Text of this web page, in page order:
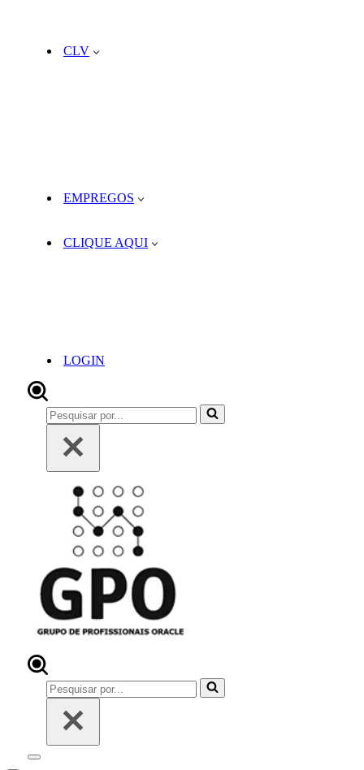
CLV
EMPREGOS
CLIQUE AQUI
LOGIN
Pesquisar
por...
Pesquisar
por...
Menu